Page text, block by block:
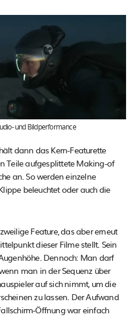
und Bildperformance
dann das Kern-Featurette
Teile aufgesplittete Making-of
an. So werden einzelne
beleuchtet oder auch die
Feature, das aber erneut
dieser Filme stellt. Sein
Dennoch: Man darf
man in der Sequenz über
auf sich nimmt, um die
zu lassen. Der Aufwand
Öffnung war einfach